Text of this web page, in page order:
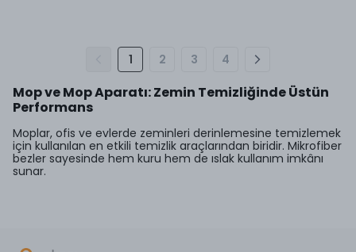
1 2 3 4
Mop ve Mop Aparatı: Zemin Temizliğinde Üstün
Performans
Moplar, ofis ve evlerde zeminleri derinlemesine temizlemek
için kullanılan en etkili temizlik araçlarından biridir. Mikrofiber
bezler sayesinde hem kuru hem de ıslak kullanım imkânı
sunar.